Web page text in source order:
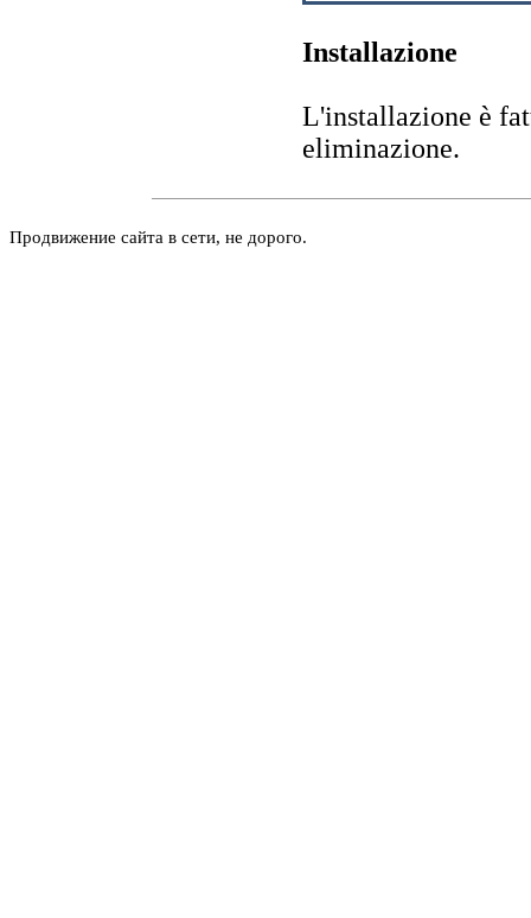
Installazione
L'installazione è
eliminazione.
Продвижение сайта в сети, не дорого.